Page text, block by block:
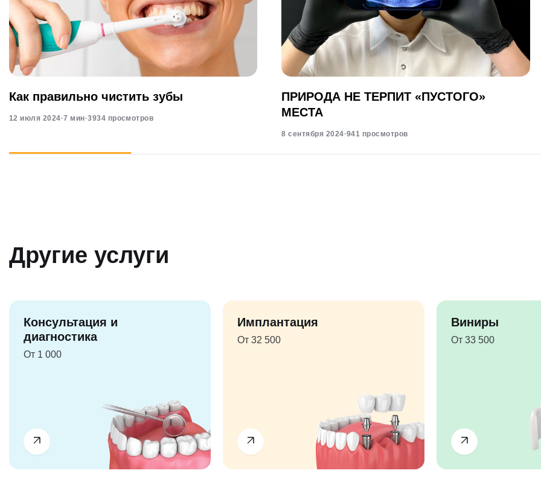
Как правильно чистить зубы
12 июля 2024·7 мин·3934 просмотров
ПРИРОДА НЕ ТЕРПИТ «ПУСТОГО»
МЕСТА
8 сентября 2024·941 просмотров
Другие услуги
Консультация и
диагностика
От 1 000
Имплантация
От 32 500
Виниры
От 33 500